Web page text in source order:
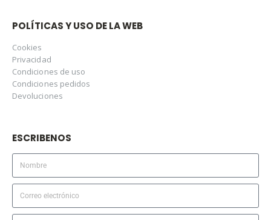
POLÍTICAS Y USO DE LA WEB
Cookies
Privacidad
Condiciones de uso
Condiciones pedidos
Devoluciones
ESCRIBENOS